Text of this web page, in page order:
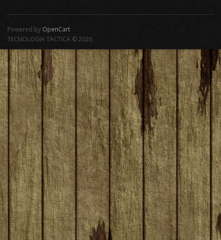
Powered by OpenCart
TECNOLOGIA TACTICA © 2026